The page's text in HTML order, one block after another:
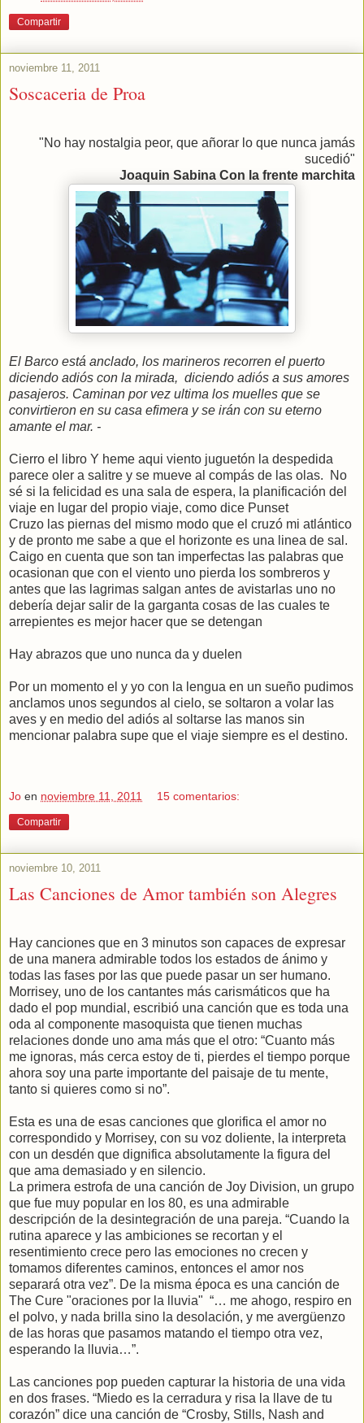
Compartir
noviembre 11, 2011
Soscaceria de Proa
"No hay nostalgia peor, que añorar lo que nunca jamás
sucedió"
Joaquin Sabina Con la frente marchita
El Barco está anclado, los marineros recorren el puerto
diciendo adiós con la mirada, diciendo adiós a sus amores
pasajeros. Caminan por vez ultima los muelles que se
convirtieron en su casa efimera y se irán con su eterno
amante el mar. -
Cierro el libro Y heme aqui viento juguetón la despedida
parece oler a salitre y se mueve al compás de las olas. No
sé si la felicidad es una sala de espera, la planificación del
viaje en lugar del propio viaje, como dice Punset
Cruzo las piernas del mismo modo que el cruzó mi atlántico
y de pronto me sabe a que el horizonte es una linea de sal.
Caigo en cuenta que son tan imperfectas las palabras que
ocasionan que con el viento uno pierda los sombreros y
antes que las lagrimas salgan antes de avistarlas uno no
debería dejar salir de la garganta cosas de las cuales te
arrepientes es mejor hacer que se detengan
Hay abrazos que uno nunca da y duelen
Por un momento el y yo con la lengua en un sueño pudimos
anclamos unos segundos al cielo, se soltaron a volar las
aves y en medio del adiós al soltarse las manos sin
mencionar palabra supe que el viaje siempre es el destino.
Jo en noviembre 11, 2011 15 comentarios:
Compartir
noviembre 10, 2011
Las Canciones de Amor también son Alegres
Hay canciones que en 3 minutos son capaces de expresar
de una manera admirable todos los estados de ánimo y
todas las fases por las que puede pasar un ser humano.
Morrisey, uno de los cantantes más carismáticos que ha
dado el pop mundial, escribió una canción que es toda una
oda al componente masoquista que tienen muchas
relaciones donde uno ama más que el otro: “Cuanto más
me ignoras, más cerca estoy de ti, pierdes el tiempo porque
ahora soy una parte importante del paisaje de tu mente,
tanto si quieres como si no”.
Esta es una de esas canciones que glorifica el amor no
correspondido y Morrisey, con su voz doliente, la interpreta
con un desdén que dignifica absolutamente la figura del
que ama demasiado y en silencio.
La primera estrofa de una canción de Joy Division, un grupo
que fue muy popular en los 80, es una admirable
descripción de la desintegración de una pareja. “Cuando la
rutina aparece y las ambiciones se recortan y el
resentimiento crece pero las emociones no crecen y
tomamos diferentes caminos, entonces el amor nos
separará otra vez”. De la misma época es una canción de
The Cure "oraciones por la lluvia" “… me ahogo, respiro en
el polvo, y nada brilla sino la desolación, y me avergüenzo
de las horas que pasamos matando el tiempo otra vez,
esperando la lluvia…”.
Las canciones pop pueden capturar la historia de una vida
en dos frases. “Miedo es la cerradura y risa la llave de tu
corazón” dice una canción de “Crosby, Stills, Nash and